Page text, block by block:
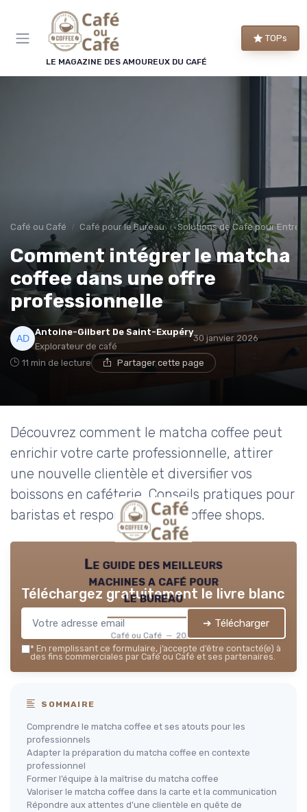
LE MAGAZINE DES AMOUREUX DU CAFÉ
TOPs
Café ou Café Café pour le Bureau Solutions de Café pour
Comment intégrer le matcha
coffee dans une offre
professionnelle
Antoine-Gilbert De Saint-Exupéry
Explorateur de café
30 janvier 2026
11 min de lecture Partager cette page
Découvrez comment le matcha coffee peut
enrichir votre carte professionnelle, attirer
une nouvelle clientèle et diversifier vos
boissons en caféterie. Conseils pratiques pour
baristas et responsables de coffee shops.
Le guide des meilleurs
machines a café pour
le bureau
Café ou Café — 2026
Téléchargez gratuitement le livre blanc
➔ Télécharger
* En remplissant ce formulaire, j’accepte d’être contacté(e) à
des fins commerciales par Café ou Café et ses partenaires.
SOMMAIRE
Comprendre le matcha coffee et ses atouts pour les
professionnels
Adapter la préparation du matcha coffee en contexte
professionnel
Former l’équipe à la maîtrise du matcha coffee
Valoriser le matcha coffee dans la carte et la communication
Répondre aux attentes d’une clientèle en quête de
×
LE CLUB CAFÉ OU CAFÉ
le goût de votre tasse.
Bons plans Guides d'achat
Conseils barista Avant-première
→ Je rejoins le club
* En rejoignant le club, j'accepte de recevoir les emails
Panneau de gestion des cookies